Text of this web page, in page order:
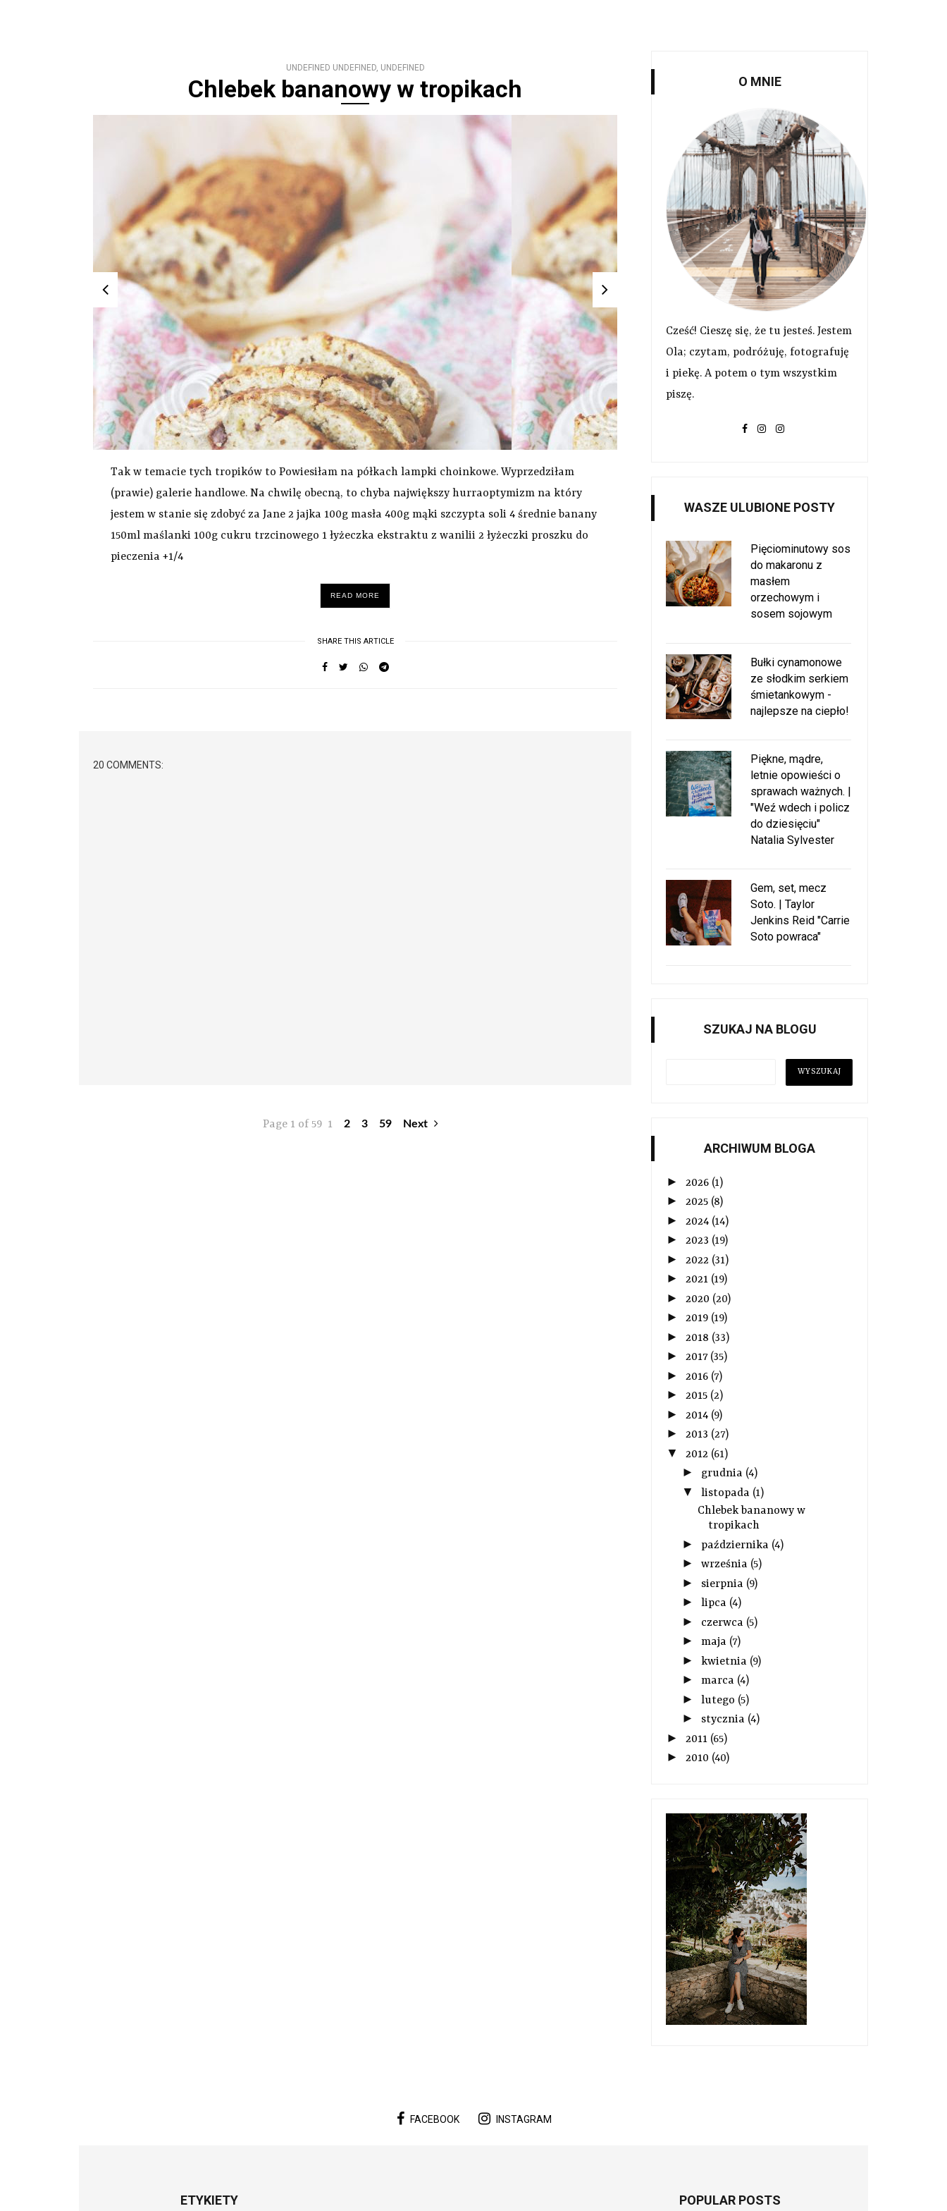
UNDEFINED UNDEFINED, UNDEFINED
Chlebek bananowy w tropikach
Tak w temacie tych tropików to Powiesiłam na półkach lampki choinkowe. Wyprzedziłam
(prawie) galerie handlowe. Na chwilę obecną, to chyba największy hurraoptymizm na który
jestem w stanie się zdobyć za Jane 2 jajka 100g masła 400g mąki szczypta soli 4 średnie banany
150ml maślanki 100g cukru trzcinowego 1 łyżeczka ekstraktu z wanilii 2 łyżeczki proszku do
pieczenia +1/4
READ MORE
SHARE THIS ARTICLE
20 COMMENTS:
Page 1 of 59 1 2 3 59 Next
O MNIE
Cześć! Cieszę się, że tu jesteś. Jestem
Ola; czytam, podróżuję, fotografuję
i piekę. A potem o tym wszystkim
piszę.
WASZE ULUBIONE POSTY
Pięciominutowy sos
do makaronu z
masłem
orzechowym i
sosem sojowym
Bułki cynamonowe
ze słodkim serkiem
śmietankowym -
najlepsze na ciepło!
Piękne, mądre,
letnie opowieści o
sprawach ważnych. |
"Weź wdech i policz
do dziesięciu"
Natalia Sylvester
Gem, set, mecz
Soto. | Taylor
Jenkins Reid "Carrie
Soto powraca"
SZUKAJ NA BLOGU
ARCHIWUM BLOGA
► 2026 (1)
► 2025 (8)
► 2024 (14)
► 2023 (19)
► 2022 (31)
► 2021 (19)
► 2020 (20)
► 2019 (19)
► 2018 (33)
► 2017 (35)
► 2016 (7)
► 2015 (2)
► 2014 (9)
► 2013 (27)
▼ 2012 (61)
► grudnia (4)
▼ listopada (1)
Chlebek bananowy w
tropikach
► października (4)
► września (5)
► sierpnia (9)
► lipca (4)
► czerwca (5)
► maja (7)
► kwietnia (9)
► marca (4)
► lutego (5)
► stycznia (4)
► 2011 (65)
► 2010 (40)
FACEBOOK INSTAGRAM
ETYKIETY POPULAR POSTS